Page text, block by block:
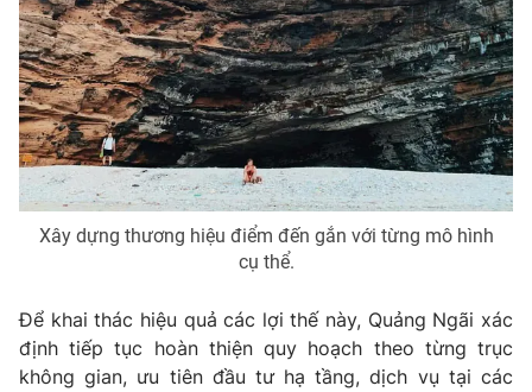
Xây dựng thương hiệu điểm đến gắn với từng mô hình
cụ thể.
Để khai thác hiệu quả các lợi thế này, Quảng Ngãi xác
định tiếp tục hoàn thiện quy hoạch theo từng trục
không gian, ưu tiên đầu tư hạ tầng, dịch vụ tại các